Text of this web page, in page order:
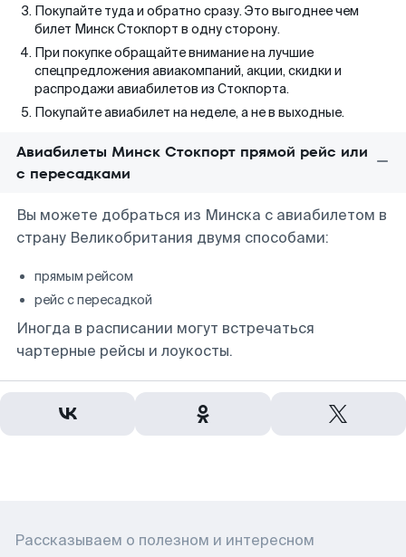
Покупайте туда и обратно сразу. Это выгоднее чем
билет Минск Стокпорт в одну сторону.
При покупке обращайте внимание на лучшие
спецпредложения авиакомпаний, акции, скидки и
распродажи авиабилетов из Стокпорта.
Покупайте авиабилет на неделе, а не в выходные.
Авиабилеты Минск Стокпорт прямой рейс или
с пересадками
Вы можете добраться из Минска с авиабилетом в
страну Великобритания двумя способами:
прямым рейсом
рейс с пересадкой
Иногда в расписании могут встречаться
чартерные рейсы и лоукосты.
Рассказываем о полезном и интересном